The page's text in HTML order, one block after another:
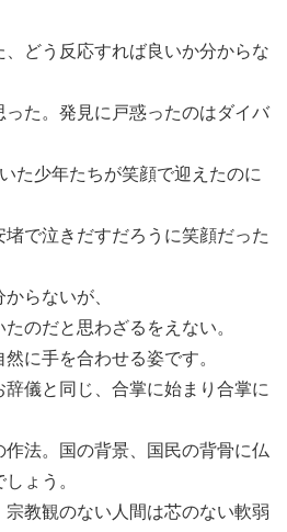
、どう反応すれば良いか分からな
た。発見に戸惑ったのはダイバ
た少年たちが笑顔で迎えたのに
で泣きだすだろうに笑顔だった
らないが、
のだと思わざるをえない。
に手を合わせる姿です。
儀と同じ、合掌に始まり合掌に
法。国の背景、国民の背骨に仏
ょう。
教観のない人間は芯のない軟弱